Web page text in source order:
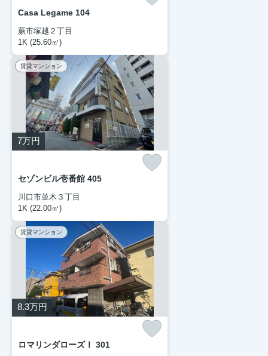
Casa Legame 104
蕨市塚越２丁目
1K (25.60㎡)
賃貸マンション
7万円
セゾンビル壱番館 405
川口市並木３丁目
1K (22.00㎡)
賃貸マンション
8.3万円
ロマリンダローズⅠ 301